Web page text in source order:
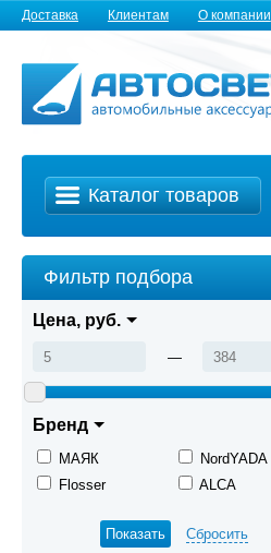
Доставка Клиентам О компании
Каталог товаров
Фильтр подбора
Цена, руб.
—
Бренд
MАЯК
NordYADA
Flosser
ALCA
Сбросить